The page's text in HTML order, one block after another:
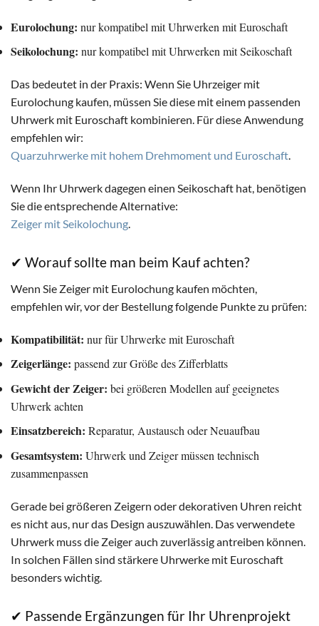
Eurolochung: nur kompatibel mit Uhrwerken mit Euroschaft
Seikolochung: nur kompatibel mit Uhrwerken mit Seikoschaft
Das bedeutet in der Praxis: Wenn Sie Uhrzeiger mit
Eurolochung kaufen, müssen Sie diese mit einem passenden
Uhrwerk mit Euroschaft kombinieren. Für diese Anwendung
empfehlen wir:
Quarzuhrwerke mit hohem Drehmoment und Euroschaft.
Wenn Ihr Uhrwerk dagegen einen Seikoschaft hat, benötigen
Sie die entsprechende Alternative:
Zeiger mit Seikolochung.
✔ Worauf sollte man beim Kauf achten?
Wenn Sie Zeiger mit Eurolochung kaufen möchten,
empfehlen wir, vor der Bestellung folgende Punkte zu prüfen:
Kompatibilität: nur für Uhrwerke mit Euroschaft
Zeigerlänge: passend zur Größe des Zifferblatts
Gewicht der Zeiger: bei größeren Modellen auf geeignetes
Uhrwerk achten
Einsatzbereich: Reparatur, Austausch oder Neuaufbau
Gesamtsystem: Uhrwerk und Zeiger müssen technisch
zusammenpassen
Gerade bei größeren Zeigern oder dekorativen Uhren reicht
es nicht aus, nur das Design auszuwählen. Das verwendete
Uhrwerk muss die Zeiger auch zuverlässig antreiben können.
In solchen Fällen sind stärkere Uhrwerke mit Euroschaft
besonders wichtig.
✔ Passende Ergänzungen für Ihr Uhrenprojekt